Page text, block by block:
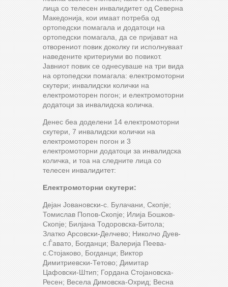
лица со телесен инвалидитет од Северна
Македонија, кои имаат потреба од
ортопедски помагала и додатоци на
ортопедски помагала, да се пријават на
отворениот повик доколку ги исполнуваат
наведените критериуми во повикот.
Јавниот повик се однесуваше на три вида
на ортопедски помагала: електромоторни
скутери; инвалидски колички на
електромоторен погон; и електромоторни
додатоци за инвалидска количка.
Денес беа доделени 14 електромоторни
скутери, 7 инвалидски колички на
електромоторен погон и 3
електромоторни додатоци за инвалидска
количка, и тоа на следните лица со
телесен инвалидитет:
Електромоторни скутери:
Дејан Јовановски-с. Булачани, Скопје;
Томислав Попов-Скопје; Илија Бошков-
Скопје; Билјана Тодоровска-Битола;
Златко Арсовски-Делчево; Николчо Дуев-
с.Ѓавато, Богданци; Валерија Пеева-
с.Стојаково, Богданци; Виктор
Димитриевски-Тетово; Димитар
Цафовски-Штип; Гордана Стојановска-
Ресен; Весела Димовска-Охрид; Весна